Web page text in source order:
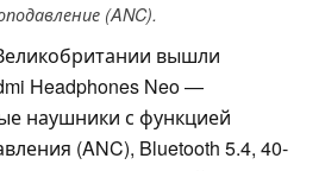
(ANC).
вышли
Headphones Neo —
наушники с функцией
(ANC), Bluetooth 5.4, 40-